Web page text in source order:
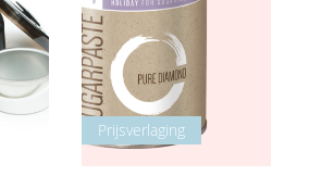
Prijsverlaging